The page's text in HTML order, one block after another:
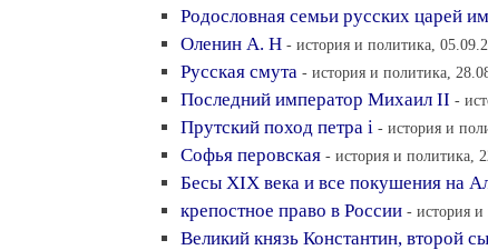
Родословная семьи русских царей
Оленин А. Н - история и политика,
Русская смута - история и политика,
Последний император Михаил II -
Прутский поход петра i - история и
Софья перовская - история и политика,
Бесы XIX века и все покушения на
крепостное право в России - история и
Великий князь Константин, второй